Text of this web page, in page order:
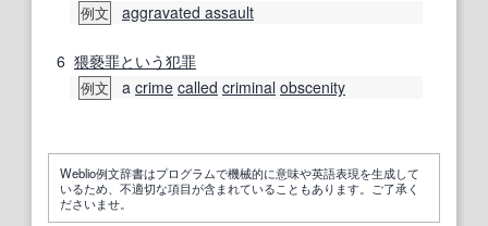
例文 aggravated assault
6 猥褻罪という犯罪
例文 a crime called criminal obscenity
Weblio例文辞書はプログラムで機械的に意味や英語表現を生成して
いるため、不適切な項目が含まれていることもあります。ご了承く
ださいませ。